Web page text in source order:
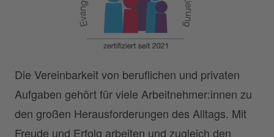
Die Vereinbarkeit von beruflichen und privaten
Aufgaben gehört für viele Arbeitnehmer:innen zu
den großen Herausforderungen des Alltags. Mit
Freude und Erfolg arbeiten und zugleich den